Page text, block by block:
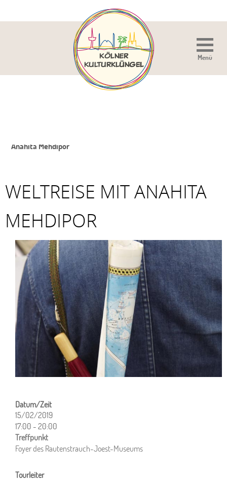
Anahita Mehdipor
WELTREISE MIT ANAHITA
MEHDIPOR
15/02/2019
17:00 - 20:00
ICS herunterladen
Foyer des Rautenstrauch-Joest-Museums
Menü